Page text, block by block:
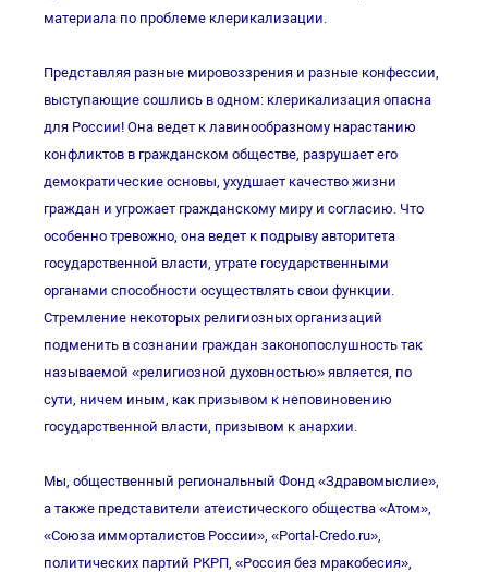
материала по проблеме клерикализации.
Представляя разные мировоззрения и разные конфессии,
выступающие сошлись в одном: клерикализация опасна
для России! Она ведет к лавинообразному нарастанию
конфликтов в гражданском обществе, разрушает его
демократические основы, ухудшает качество жизни
граждан и угрожает гражданскому миру и согласию. Что
особенно тревожно, она ведет к подрыву авторитета
государственной власти, утрате государственными
органами способности осуществлять свои функции.
Стремление некоторых религиозных организаций
подменить в сознании граждан законопослушность так
называемой «религиозной духовностью» является, по
сути, ничем иным, как призывом к неповиновению
государственной власти, призывом к анархии.
Мы, общественный региональный Фонд «Здравомыслие»,
а также представители атеистического общества «Атом»,
«Союза имморталистов России», «Portal-Credo.ru»,
политических партий РКРП, «Россия без мракобесия»,